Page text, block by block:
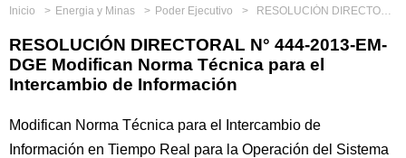
Inicio Energia y Minas Poder Ejecutivo RESOLUCIÓN DIRECTORAL N° 444-2013-EM-DGE Modifican Norma Técnica para el Intercambio de Información
RESOLUCIÓN DIRECTORAL N° 444-2013-EM-
DGE Modifican Norma Técnica para el
Intercambio de Información
Modifican Norma Técnica para el Intercambio de
Información en Tiempo Real para la Operación del Sistema